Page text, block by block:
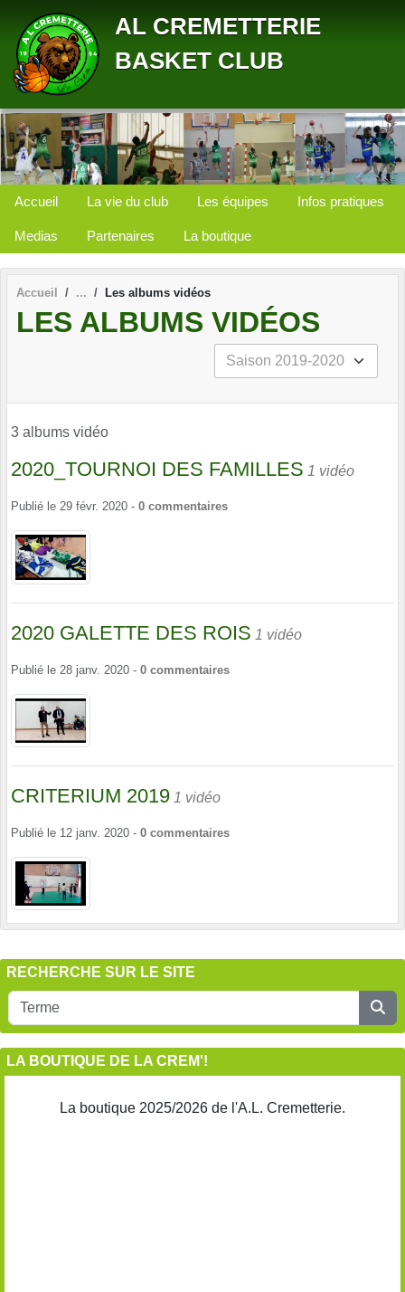
AL CREMETTERIE
BASKET CLUB
Accueil La vie du club Les équipes Infos pratiques
Medias Partenaires La boutique
Accueil Les albums vidéos
LES ALBUMS VIDÉOS
3 albums vidéo
2020_TOURNOI DES FAMILLES 1 vidéo
Publié le 29 févr. 2020 - 0 commentaires
2020 GALETTE DES ROIS 1 vidéo
Publié le 28 janv. 2020 - 0 commentaires
CRITERIUM 2019 1 vidéo
Publié le 12 janv. 2020 - 0 commentaires
RECHERCHE SUR LE SITE
LA BOUTIQUE DE LA CREM'!
La boutique 2025/2026 de l'A.L. Cremetterie.
Panneau de gestion des cookies